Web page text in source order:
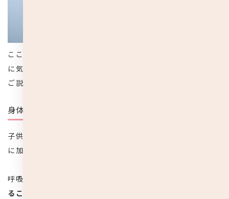
ここからは、子供にマスクをつけさせる時にどんなところ
に気をつける必要があるか、注意したいポイントについて
ご説明していきます。
身体への負担
子供は身体が小さく地面からの照り返しを受けやすいこと
に加え、
呼吸が
ることで身体に熱がこもり体温が上がってしまい、熱中症